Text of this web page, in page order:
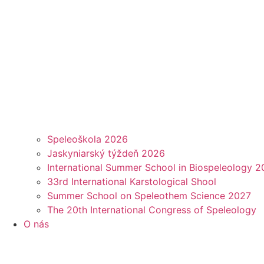
Speleoškola 2026
Jaskyniarský týždeň 2026
International Summer School in Biospeleology
33rd International Karstological Shool
Summer School on Speleothem Science 2027
The 20th International Congress of Speleology
O nás